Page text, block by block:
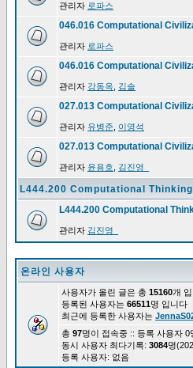
관리자 로파스
046.016 Computational
관리자 로파스
046.016 Computational
관리자 강동옥 김솔
027.013 Computational
관리자 유병준 이영석
027.013 Computational
관리자 윤용호 김진영_
L444.200 Computational
L444.200 Computational
관리자 김진영_
온라인 사용자
사용자가 올린 글은 총 15160개
등록된 사용자는 66511명 입니다
최근에 등록한 사용자는
총 97명이 접속중 :: 등록 사용자
동시 사용자 최다기록: 3084명
등록 사용자: 없음